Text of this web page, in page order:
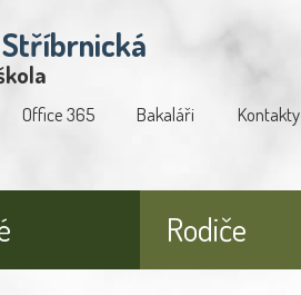
Office 365 Bakaláři Kontakty
Rodiče